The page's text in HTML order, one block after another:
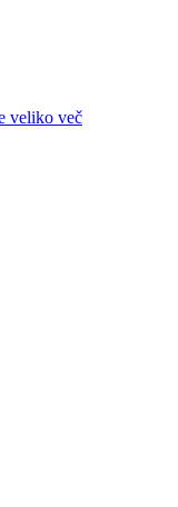
veliko več